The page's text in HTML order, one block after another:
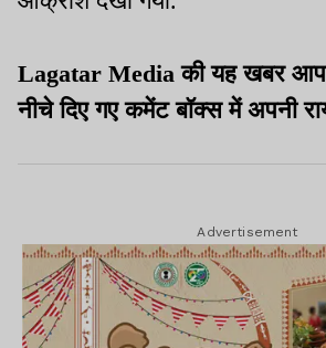
Lagatar Media की यह खबर
नीचे दिए गए कमेंट बॉक्स में अपनी
Advertisement